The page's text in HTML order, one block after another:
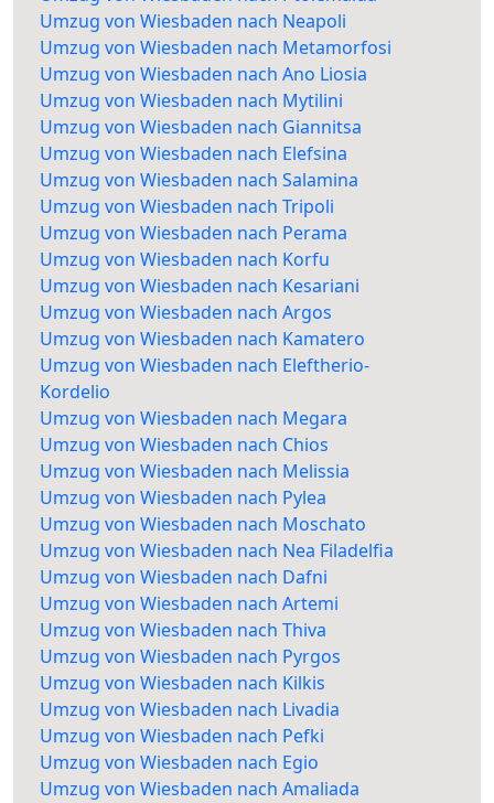
Umzug von Wiesbaden nach Neapoli
Umzug von Wiesbaden nach Metamorfosi
Umzug von Wiesbaden nach Ano Liosia
Umzug von Wiesbaden nach Mytilini
Umzug von Wiesbaden nach Giannitsa
Umzug von Wiesbaden nach Elefsina
Umzug von Wiesbaden nach Salamina
Umzug von Wiesbaden nach Tripoli
Umzug von Wiesbaden nach Perama
Umzug von Wiesbaden nach Korfu
Umzug von Wiesbaden nach Kesariani
Umzug von Wiesbaden nach Argos
Umzug von Wiesbaden nach Kamatero
Umzug von Wiesbaden nach Eleftherio-
Kordelio
Umzug von Wiesbaden nach Megara
Umzug von Wiesbaden nach Chios
Umzug von Wiesbaden nach Melissia
Umzug von Wiesbaden nach Pylea
Umzug von Wiesbaden nach Moschato
Umzug von Wiesbaden nach Nea Filadelfia
Umzug von Wiesbaden nach Dafni
Umzug von Wiesbaden nach Artemi
Umzug von Wiesbaden nach Thiva
Umzug von Wiesbaden nach Pyrgos
Umzug von Wiesbaden nach Kilkis
Umzug von Wiesbaden nach Livadia
Umzug von Wiesbaden nach Pefki
Umzug von Wiesbaden nach Egio
Umzug von Wiesbaden nach Amaliada